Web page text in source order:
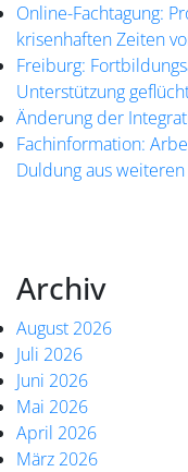
Online-Fachtagung:
krisenhaften Zeiten
Freiburg:
Unterstützung
Änderung der
Fachinformation:
Duldung aus
Archiv
August 2026
Juli 2026
Juni 2026
Mai 2026
April 2026
März 2026